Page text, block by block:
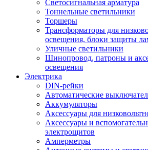
Светосигнальная арматура
Тоннельные светильники
Торшеры
Трансформаторы для
освещения, блоки защиты
Уличные светильники
Шинопровод, патроны и
освещения
Электрика
DIN-рейки
Автоматические
Аккумуляторы
Аксессуары для
Аксессуары и
электрощитов
Амперметры